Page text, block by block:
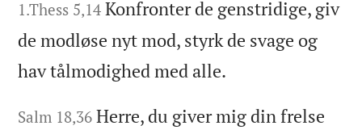
1.Thess 5,14 Konfronter de genstridige, giv
de modløse nyt mod, styrk de svage og
hav tålmodighed med alle.
Salm 18,36 Herre, du giver mig din frelse